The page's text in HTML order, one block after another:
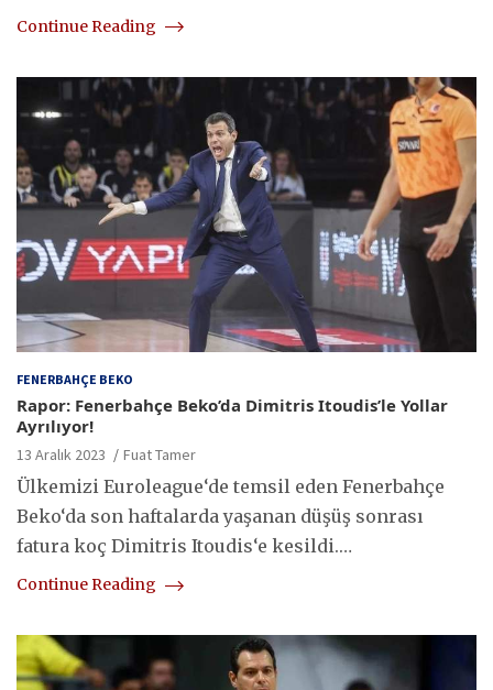
Continue Reading
FENERBAHÇE BEKO
Rapor: Fenerbahçe Beko’da Dimitris Itoudis’le Yollar
Ayrılıyor!
13 Aralık 2023 Fuat Tamer
Ülkemizi Euroleague‘de temsil eden Fenerbahçe
Beko‘da son haftalarda yaşanan düşüş sonrası
fatura koç Dimitris Itoudis‘e kesildi.…
Continue Reading